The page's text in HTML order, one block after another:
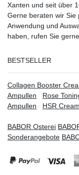
Xanten und seit über
Gerne beraten wir Sie
Anwendung und
haben, rufen Sie
BESTSELLER
Collagen Booster
Ampullen
Rose
Ampullen
HSR Cream
BABOR Osterei
Sonderangebote